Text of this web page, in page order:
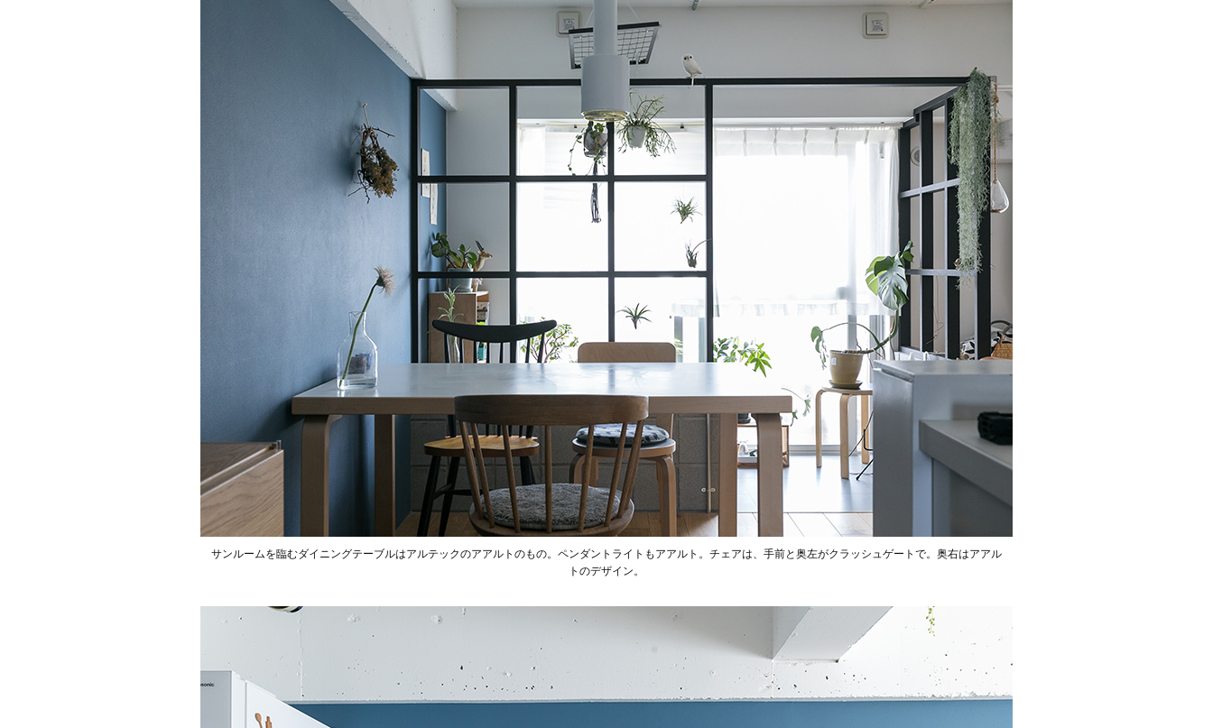
サンルームを臨むダイニングテーブルはアルテックのアアルトのもの。ペンダントライトもアアルト。チェアは、手前と奥左がクラッシュゲートで。奥右はアアル
トのデザイン。